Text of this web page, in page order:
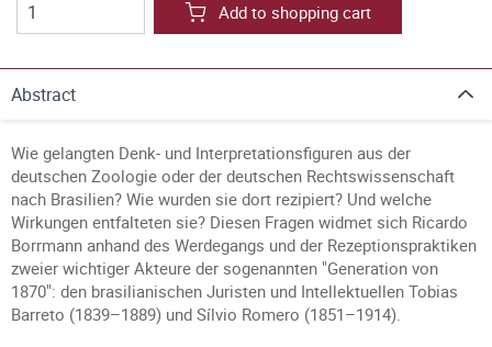
Add to shopping cart
Abstract
Wie gelangten Denk- und Interpretationsfiguren aus der
deutschen Zoologie oder der deutschen Rechtswissenschaft
nach Brasilien? Wie wurden sie dort rezipiert? Und welche
Wirkungen entfalteten sie? Diesen Fragen widmet sich Ricardo
Borrmann anhand des Werdegangs und der Rezeptionspraktiken
zweier wichtiger Akteure der sogenannten "Generation von
1870": den brasilianischen Juristen und Intellektuellen Tobias
Barreto (1839–1889) und Sílvio Romero (1851–1914).